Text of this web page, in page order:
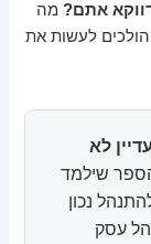
אתם? מה
לעשות את
לא
שילמד
נכון
עסק